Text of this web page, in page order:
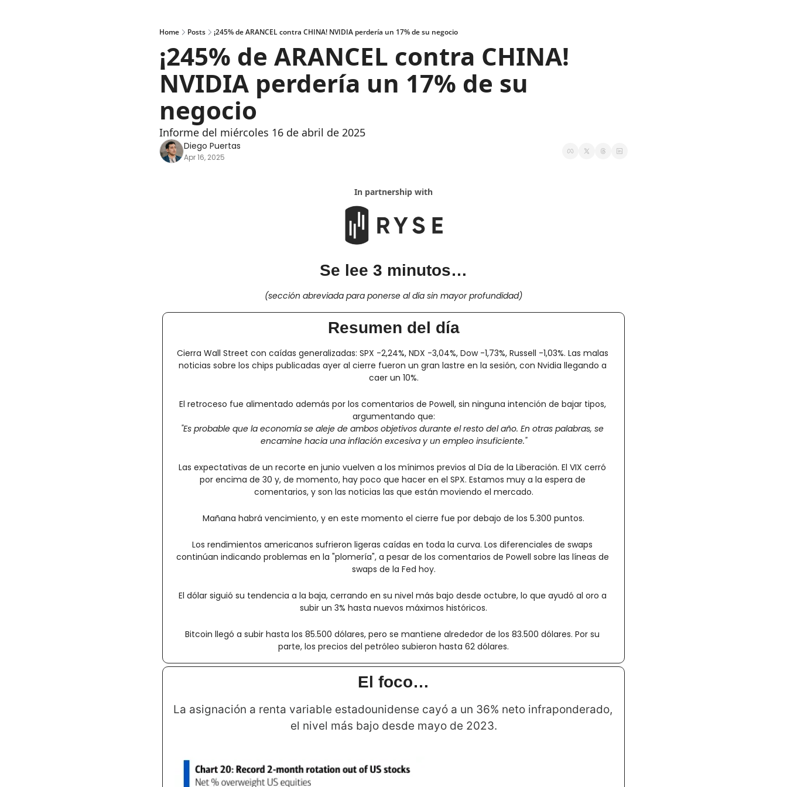
Home Posts ¡245% de ARANCEL contra CHINA! NVIDIA perdería un 17% de su negocio
¡245% de ARANCEL contra CHINA!
NVIDIA perdería un 17% de su
negocio
Informe del miércoles 16 de abril de 2025
Diego Puertas
Apr 16, 2025
In partnership with
Se lee 3 minutos…
(sección abreviada para ponerse al día sin mayor profundidad)
Resumen del día
Cierra Wall Street con caídas generalizadas: SPX -2,24%, NDX -3,04%, Dow -1,73%, Russell -1,03%. Las malas
noticias sobre los chips publicadas ayer al cierre fueron un gran lastre en la sesión, con Nvidia llegando a
caer un 10%.
El retroceso fue alimentado además por los comentarios de Powell, sin ninguna intención de bajar tipos,
argumentando que:
"Es probable que la economía se aleje de ambos objetivos durante el resto del año. En otras palabras, se
encamine hacia una inflación excesiva y un empleo insuficiente."
Las expectativas de un recorte en junio vuelven a los mínimos previos al Día de la Liberación. El VIX cerró
por encima de 30 y, de momento, hay poco que hacer en el SPX. Estamos muy a la espera de
comentarios, y son las noticias las que están moviendo el mercado.
Mañana habrá vencimiento, y en este momento el cierre fue por debajo de los 5.300 puntos.
Los rendimientos americanos sufrieron ligeras caídas en toda la curva. Los diferenciales de swaps
continúan indicando problemas en la "plomería", a pesar de los comentarios de Powell sobre las líneas de
swaps de la Fed hoy.
El dólar siguió su tendencia a la baja, cerrando en su nivel más bajo desde octubre, lo que ayudó al oro a
subir un 3% hasta nuevos máximos históricos.
Bitcoin llegó a subir hasta los 85.500 dólares, pero se mantiene alrededor de los 83.500 dólares. Por su
parte, los precios del petróleo subieron hasta 62 dólares.
El foco…
La asignación a renta variable estadounidense cayó a un 36% neto infraponderado,
el nivel más bajo desde mayo de 2023.